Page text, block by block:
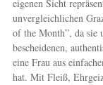
eigenen Sicht
unvergleichlichen
of the Month”, da sie
bescheidenen,
eine Frau aus
hat. Mit Fleiß,